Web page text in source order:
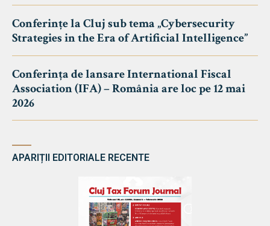
Conferințe la Cluj sub tema „Cybersecurity
Strategies in the Era of Artificial Intelligence”
Conferința de lansare International Fiscal
Association (IFA) – România are loc pe 12 mai
2026
APARIȚII EDITORIALE RECENTE